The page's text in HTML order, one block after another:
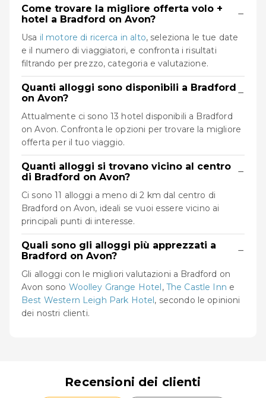
Come trovare la migliore offerta volo +
hotel a Bradford on Avon?
−
Usa il motore di ricerca in alto, seleziona le tue date
e il numero di viaggiatori, e confronta i risultati
filtrando per prezzo, categoria e valutazione.
Quanti alloggi sono disponibili a Bradford
on Avon?
−
Attualmente ci sono 13 hotel disponibili a Bradford
on Avon. Confronta le opzioni per trovare la migliore
offerta per il tuo viaggio.
Quanti alloggi si trovano vicino al centro
di Bradford on Avon?
−
Ci sono 11 alloggi a meno di 2 km dal centro di
Bradford on Avon, ideali se vuoi essere vicino ai
principali punti di interesse.
Quali sono gli alloggi più apprezzati a
Bradford on Avon?
−
Gli alloggi con le migliori valutazioni a Bradford on
Avon sono Woolley Grange Hotel, The Castle Inn e
Best Western Leigh Park Hotel, secondo le opinioni
dei nostri clienti.
Recensioni dei clienti